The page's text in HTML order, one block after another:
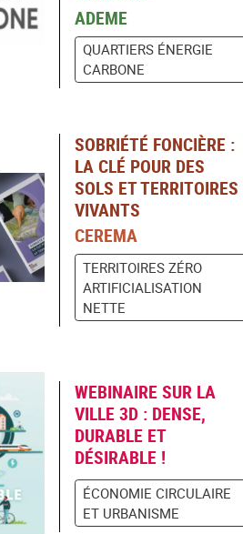
ADEME
QUARTIERS ÉNERGIE
CARBONE
SOBRIÉTÉ FONCIÈRE :
LA CLÉ POUR DES
SOLS ET TERRITOIRES
VIVANTS
CEREMA
TERRITOIRES ZÉRO
ARTIFICIALISATION
NETTE
WEBINAIRE SUR LA
VILLE 3D : DENSE,
DURABLE ET
DÉSIRABLE !
ÉCONOMIE CIRCULAIRE
ET URBANISME